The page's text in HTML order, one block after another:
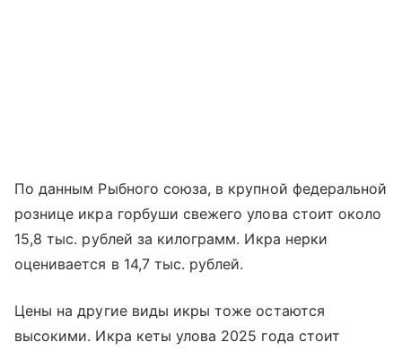
По данным Рыбного союза, в крупной федеральной
рознице икра горбуши свежего улова стоит около
15,8 тыс. рублей за килограмм. Икра нерки
оценивается в 14,7 тыс. рублей.
Цены на другие виды икры тоже остаются
высокими. Икра кеты улова 2025 года стоит